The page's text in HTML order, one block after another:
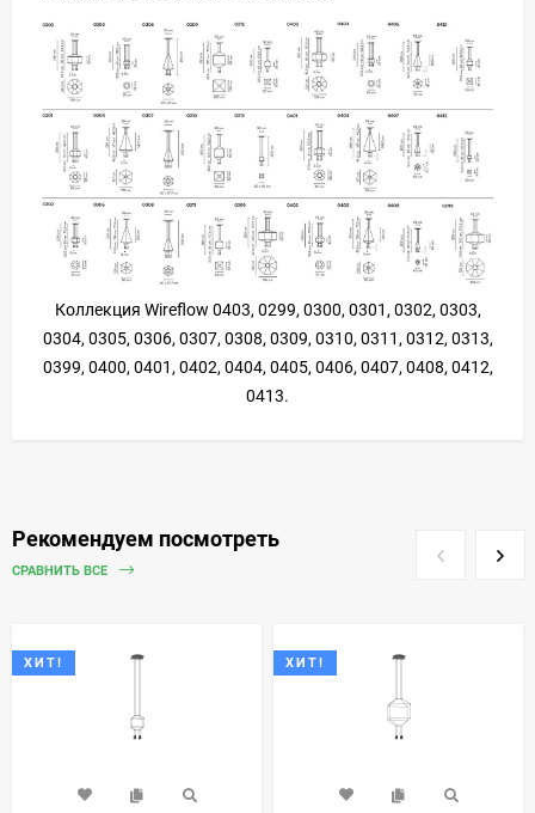
Коллекция Wireflow 0403, 0299, 0300, 0301, 0302, 0303,
0304, 0305, 0306, 0307, 0308, 0309, 0310, 0311, 0312, 0313,
0399, 0400, 0401, 0402, 0404, 0405, 0406, 0407, 0408, 0412,
0413.
Рекомендуем посмотреть
СРАВНИТЬ ВСЕ
ХИТ! ХИТ!